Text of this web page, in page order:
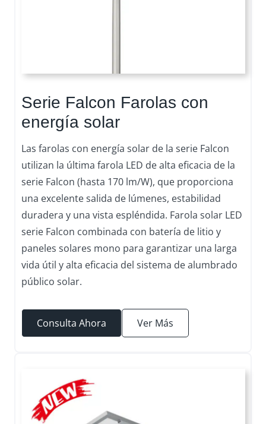
Serie Falcon Farolas con
energía solar
Las farolas con energía solar de la serie Falcon
utilizan la última farola LED de alta eficacia de la
serie Falcon (hasta 170 lm/W), que proporciona
una excelente salida de lúmenes, estabilidad
duradera y una vista espléndida. Farola solar LED
serie Falcon combinada con batería de litio y
paneles solares mono para garantizar una larga
vida útil y alta eficacia del sistema de alumbrado
público solar.
Consulta Ahora Ver Más